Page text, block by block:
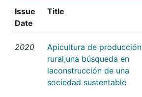
Issue
Date
Title
2020
Apicultura de producción
rural;una búsqueda en
laconstrucción de una
sociedad sustentable